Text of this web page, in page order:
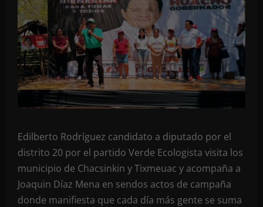
Edilberto Rodríguez candidato a diputado por el
distrito 20 por el partido Verde Ecologista visita los
municipio de Chacsinkin y Tixmeuac y acompaña a
Joaquin Díaz Mena en sendos actos de campaña
donde manifiesta que cada día más gente se suma